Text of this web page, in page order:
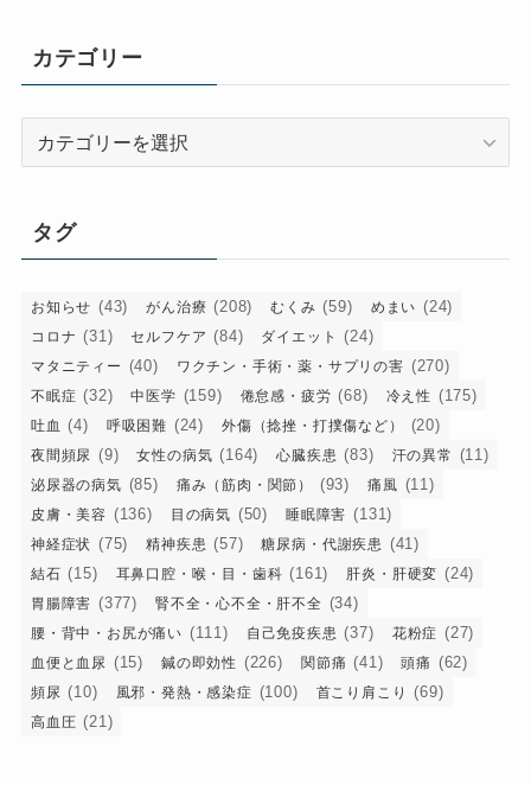
ブ
カテゴリー
ー
タグ
お知らせ (43) がん治療 (208) むくみ (59) めまい (24)
コロナ (31) セルフケア (84) ダイエット (24)
マタニティー (40) ワクチン・手術・薬・サプリの害 (270)
不眠症 (32) 中医学 (159) 倦怠感・疲労 (68) 冷え性 (175)
吐血 (4) 呼吸困難 (24) 外傷（捻挫・打撲傷など） (20)
夜間頻尿 (9) 女性の病気 (164) 心臓疾患 (83) 汗の異常 (11)
泌尿器の病気 (85) 痛み（筋肉・関節） (93) 痛風 (11)
皮膚・美容 (136) 目の病気 (50) 睡眠障害 (131)
神経症状 (75) 精神疾患 (57) 糖尿病・代謝疾患 (41)
結石 (15) 耳鼻口腔・喉・目・歯科 (161) 肝炎・肝硬変 (24)
胃腸障害 (377) 腎不全・心不全・肝不全 (34)
腰・背中・お尻が痛い (111) 自己免疫疾患 (37) 花粉症 (27)
血便と血尿 (15) 鍼の即効性 (226) 関節痛 (41) 頭痛 (62)
頻尿 (10) 風邪・発熱・感染症 (100) 首こり肩こり (69)
高血圧 (21)